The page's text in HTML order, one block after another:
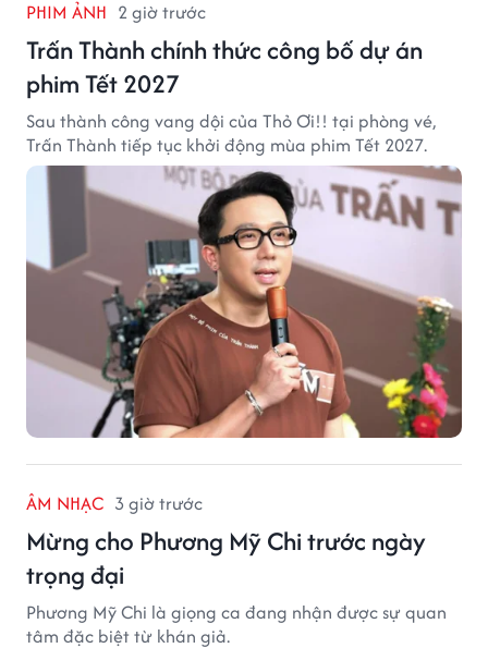
PHIM ẢNH 2 giờ trước
Trấn Thành chính thức công bố dự án
phim Tết 2027
Sau thành công vang dội của Thỏ Ơi!! tại phòng vé,
Trấn Thành tiếp tục khởi động mùa phim Tết 2027.
ÂM NHẠC 3 giờ trước
Mừng cho Phương Mỹ Chi trước ngày
trọng đại
Phương Mỹ Chi là giọng ca đang nhận được sự quan
tâm đặc biệt từ khán giả.